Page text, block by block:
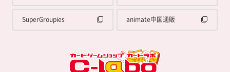
SuperGroupies animate中国通販